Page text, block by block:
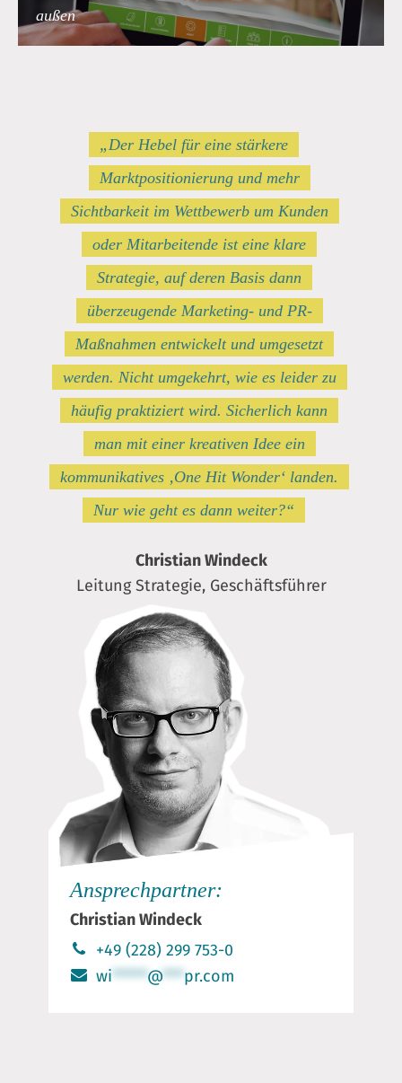
außen
„Der Hebel für eine stärkere
Marktpositionierung und mehr
Sichtbarkeit im Wettbewerb um Kunden
oder Mitarbeitende ist eine klare
Strategie, auf deren Basis dann
überzeugende Marketing- und PR-
Maßnahmen entwickelt und umgesetzt
werden. Nicht umgekehrt, wie es leider zu
häufig praktiziert wird. Sicherlich kann
man mit einer kreativen Idee ein
kommunikatives ‚One Hit Wonder‘ landen.
Nur wie geht es dann weiter?“
Christian Windeck
Leitung Strategie, Geschäftsführer
Ansprechpartner:
Christian Windeck
+49 (228) 299 753-0
wi*****@***pr.com